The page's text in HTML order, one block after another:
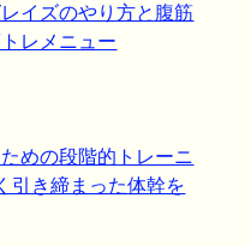
イズのやり方と腹筋
レメニュー
めの段階的トレーニ
引き締まった体幹を